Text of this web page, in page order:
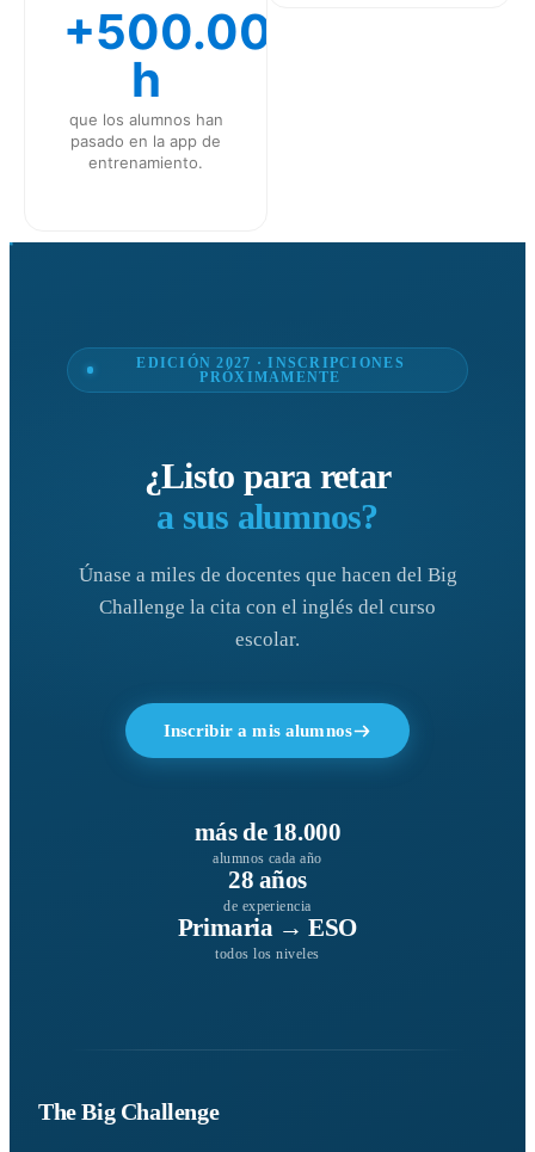
+500.000
h
que los alumnos han
pasado en la app de
entrenamiento.
EDICIÓN 2027 · INSCRIPCIONES
PRÓXIMAMENTE
¿Listo para retar
a sus alumnos?
Únase a miles de docentes que hacen del Big
Challenge la cita con el inglés del curso
escolar.
Inscribir a mis alumnos
más de 18.000
alumnos cada año
28 años
de experiencia
Primaria → ESO
todos los niveles
The Big Challenge